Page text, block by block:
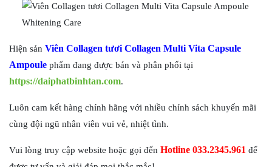
Hiện sản Viên Collagen tươi Collagen Multi Vita Capsule
Ampoule phẩm đang được bán và phân phối tại
https://daiphatbinhtan.com.
Luôn cam kết hàng chính hãng với nhiều chính sách khuyến mãi
cùng đội ngũ nhân viên vui vẻ, nhiệt tình.
Vui lòng truy cập website hoặc gọi đến Hotline 033.2345.961 để